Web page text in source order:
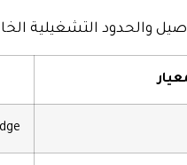
والحدود التشغيلية